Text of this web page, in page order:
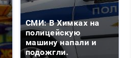
СМИ: В Химках на
полицейскую
машину напали и
подожгли.